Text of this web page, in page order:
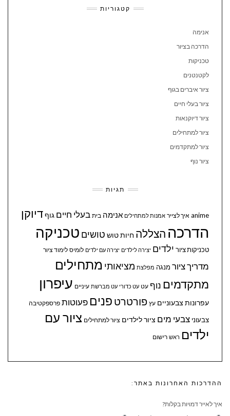
קטגוריות
אנימה
הדרכה בציור
טכניקות
לקטנטנים
ציור איברים בגוף
ציור בעלי חיים
ציור דיוקנאות
ציור למתחילים
ציור למתקדמים
ציור נוף
תגיות
anime איך לצייר אמנות למתחילים אנימה בית בעלי חיים גוףדיוקן
הדרכה הצללה חיותטוש טושים טכניקה
טכניקות ציור ילדים יצירה לילדים יצירה עם ילדים לומיס לימוד ציור
מדריך ציור מנגה מפלצת מציאותי מתחילים
מתקדמים נוף עט עט כדורי עט מברשת עיניים עיפרון
עפרונות צבעוניים עץ פורטרט פנים פעוטות פרספקטיבה
צבעוני צבעי מים ציור לילדים ציור למתחילים ציור עם
ילדים ראש רישום
ההדרכות האחרונות באתר:
איך לאייר דמויות בקלות?